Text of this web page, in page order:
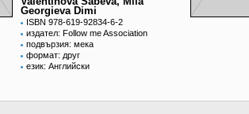
Georgieva Dimi
ISBN 978-619-92834-6-2
издател: Follow me Association
подвързия: мека
формат: друг
език: Английски